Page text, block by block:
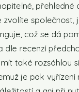
přehledné
zvolíte společnost,
což se dá
dle recenzí
také rozsáhlou
je pak vyřízení